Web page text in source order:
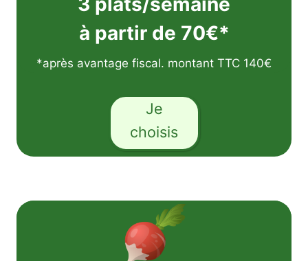
à partir de 70€*
*après avantage fiscal. montant TTC 140€
Je
choisis